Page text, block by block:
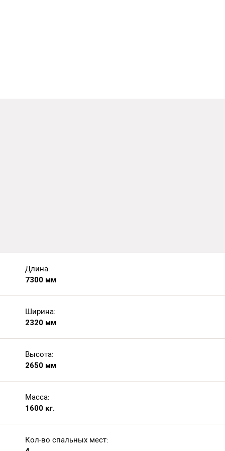
Длина:
7300 мм
Ширина:
2320 мм
Высота:
2650 мм
Масса:
1600 кг.
Кол-во спальных мест: